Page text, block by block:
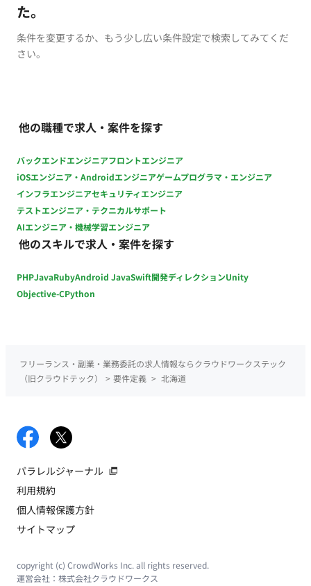
た。
条件を変更するか、もう少し広い条件設定で検索してみてくだ
さい。
他の職種で求人・案件を探す
バックエンドエンジニアフロントエンジニア
iOSエンジニア・Androidエンジニアゲームプログラマ・エンジニア
インフラエンジニアセキュリティエンジニア
テストエンジニア・テクニカルサポート
AIエンジニア・機械学習エンジニア
他のスキルで求人・案件を探す
PHPJavaRubyAndroid JavaSwift開発ディレクションUnity
Objective-CPython
フリーランス・副業・業務委託の求人情報ならクラウドワークステック
（旧クラウドテック）
> 要件定義 > 北海道
パラレルジャーナル
利用規約
個人情報保護方針
サイトマップ
copyright (c) CrowdWorks Inc. all rights reserved.
運営会社： 株式会社クラウドワークス